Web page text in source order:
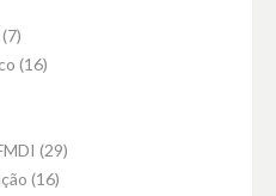
(7)
(16)
(29)
(16)